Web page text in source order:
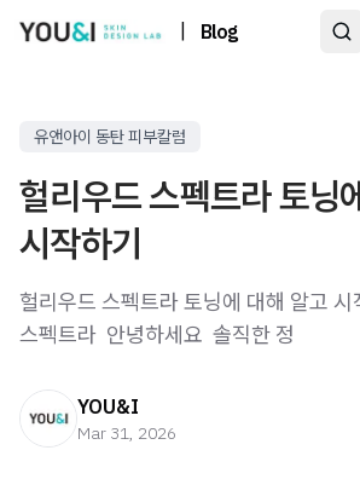
Blog
유앤아이 동탄 피부칼럼
헐리우드 스펙트라 토닝
시작하기
헐리우드 스펙트라 토닝에 대해 알고
스펙트라 ​ 안녕하세요 ​ 솔직한 정
YOU&I
Mar 31, 2026